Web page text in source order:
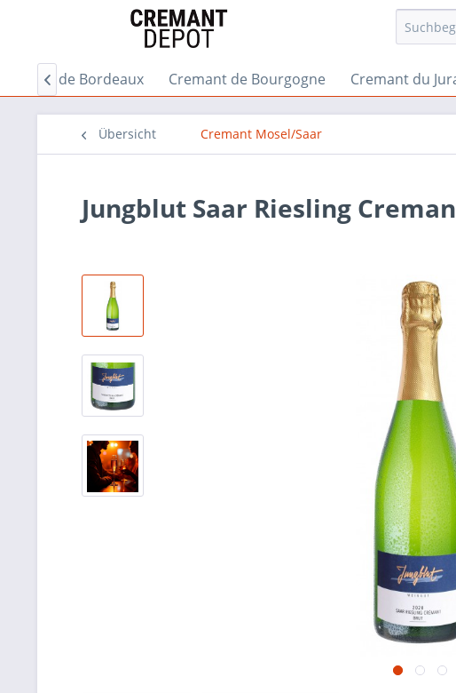
de Bordeaux Cremant de Bourgogne Cremant du

Übersicht Cremant Mosel/Saar
Jungblut Saar Riesling